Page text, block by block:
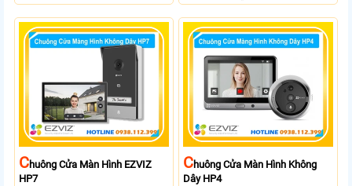
sự chắc chắn với cùng nhiều
phương thức mở cửa tiện lợi như
vân tay, mật khẩu, thẻ từ và điều
khiển từ xa qua app. Ezviz
DL50FVS hỗ trợ quản lý người
dùng cảnh báo an ninh và kiểm tra
trạng thái khóa giúp kiểm soát ra
vào từ xa qua app EZVIZ
người dùng dễ dàng theo dõi trạng
thái hoạt động và hỗ trợ cảnh báo
thông minh qua điện thoại. Khóa
cửa mang lại sự tiện lợi nhờ sự linh
hoạt trong cách sử dụng như vân
tay, mật khẩu và thẻ từ đảm bảo
kiểm soát ra vào hiệu quả.
CHuông Cửa Màn Hình EZVIZ
HP7
CHuông Cửa Màn Hình Không
Dây HP4